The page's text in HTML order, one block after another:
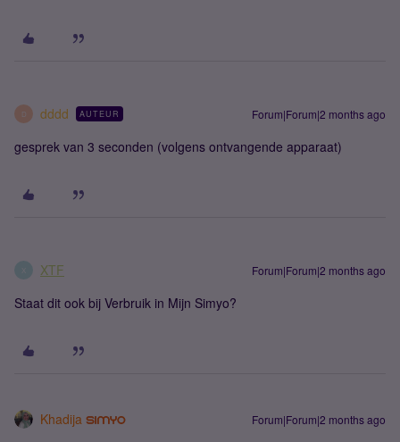
D dddd AUTEUR Forum|Forum|2 months ago
gesprek van 3 seconden (volgens ontvangende apparaat)
XTF Forum|Forum|2 months ago
Staat dit ook bij Verbruik in Mijn Simyo?
Khadija Forum|Forum|2 months ago